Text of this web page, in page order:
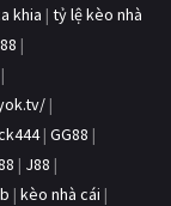
khia | tỷ lệ kèo nhà
|
|
|
| GG88 |
| J88 |
| kèo nhà cái |